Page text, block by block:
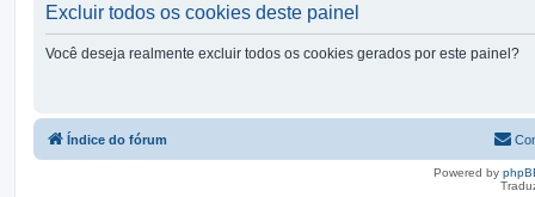
Excluir todos os cookies deste painel
Você deseja realmente excluir todos os cookies gerados por este painel?
Índice do fórum
Powered by